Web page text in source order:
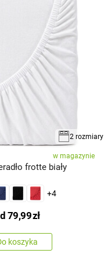
2 rozmiary
w magazynie
frotte biały
+4
79,99zł
koszyka